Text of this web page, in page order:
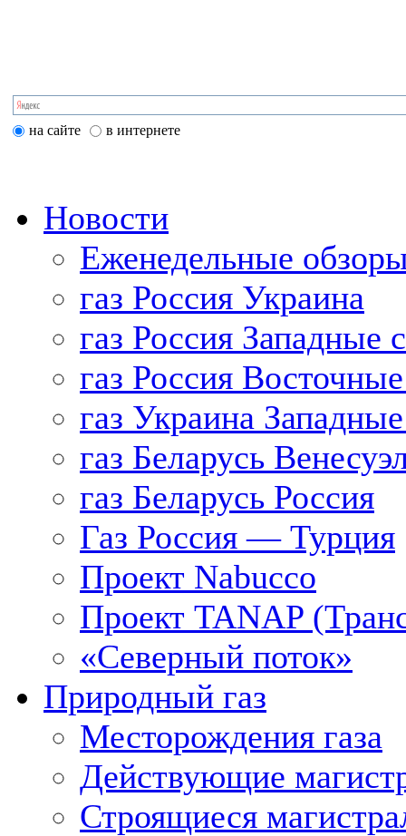
на сайте в интернете
Новости
Еженедельные
газ Россия Украина
газ Россия Западные
газ Россия
газ Украина
газ Беларусь
газ Беларусь Россия
Газ Россия — Турция
Проект Nabucco
Проект TANAP
«Северный поток»
Природный газ
Месторождения газа
Действующие
Строящиеся